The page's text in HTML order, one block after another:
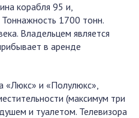
корабля 95 и,
1700 тонн.
Владельцем является
в аренде
«Люкс» и «Полулюкс»,
(максимум три
и туалетом. Телевизора